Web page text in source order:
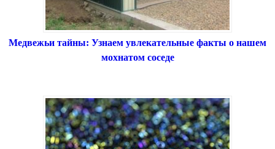
Медвежьи тайны: Узнаем увлекательные факты о нашем
мохнатом соседе